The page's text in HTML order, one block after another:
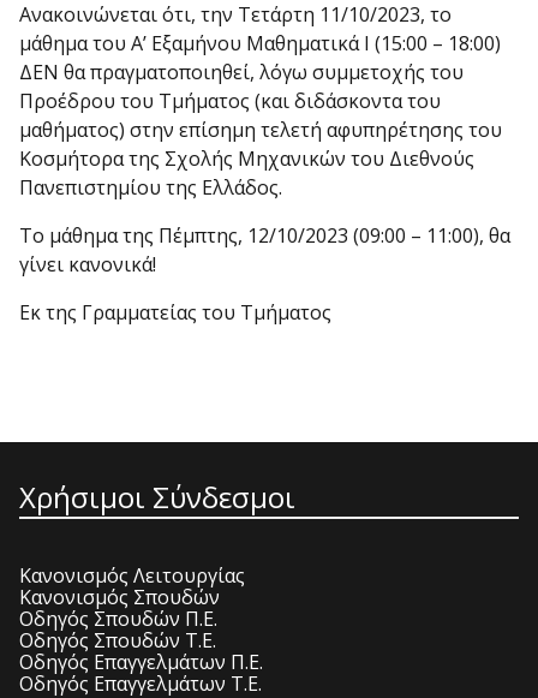
Ανακοινώνεται ότι, την Τετάρτη 11/10/2023, το
μάθημα του Α’ Εξαμήνου Μαθηματικά Ι (15:00 – 18:00)
ΔΕΝ θα πραγματοποιηθεί, λόγω συμμετοχής του
Προέδρου του Τμήματος (και διδάσκοντα του
μαθήματος) στην επίσημη τελετή αφυπηρέτησης του
Κοσμήτορα της Σχολής Μηχανικών του Διεθνούς
Πανεπιστημίου της Ελλάδος.
Το μάθημα της Πέμπτης, 12/10/2023 (09:00 – 11:00), θα
γίνει κανονικά!
Εκ της Γραμματείας του Τμήματος
Χρήσιμοι Σύνδεσμοι
Κανονισμός Λειτουργίας
Κανονισμός Σπουδών
Οδηγός Σπουδών Π.Ε.
Οδηγός Σπουδών Τ.Ε.
Οδηγός Επαγγελμάτων Π.Ε.
Οδηγός Επαγγελμάτων Τ.Ε.